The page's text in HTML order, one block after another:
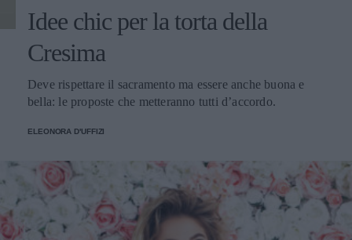
Idee chic per la torta della
Cresima
Deve rispettare il sacramento ma essere anche buona e
bella: le proposte che metteranno tutti d’accordo.
ELEONORA D'UFFIZI